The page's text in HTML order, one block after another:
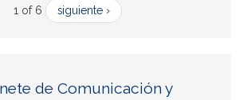
1 of 6 siguiente ›
de Comunicación y